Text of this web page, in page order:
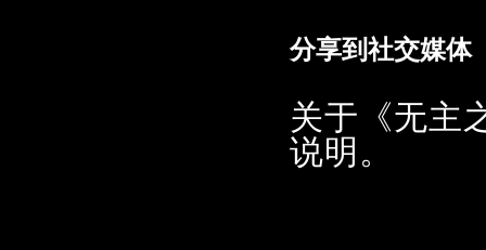
分享到社交媒体
关于《无主
说明。